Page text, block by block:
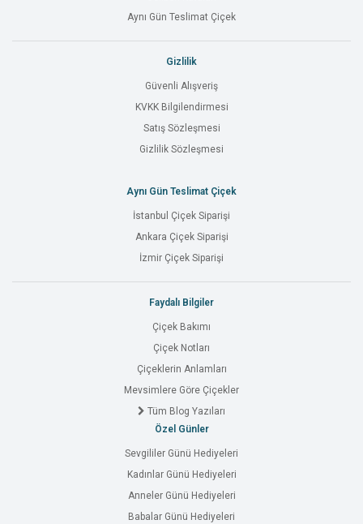
Aynı Gün Teslimat Çiçek
Gizlilik
Güvenli Alışveriş
KVKK Bilgilendirmesi
Satış Sözleşmesi
Gizlilik Sözleşmesi
Aynı Gün Teslimat Çiçek
İstanbul Çiçek Siparişi
Ankara Çiçek Siparişi
İzmir Çiçek Siparişi
Faydalı Bilgiler
Çiçek Bakımı
Çiçek Notları
Çiçeklerin Anlamları
Mevsimlere Göre Çiçekler
Tüm Blog Yazıları
Özel Günler
Sevgililer Günü Hediyeleri
Kadınlar Günü Hediyeleri
Anneler Günü Hediyeleri
Babalar Günü Hediyeleri